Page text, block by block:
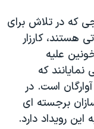
که در تلاش برای
هستند، کارزار
علیه
که
است. در
برجسته ای
رویداد دارد.